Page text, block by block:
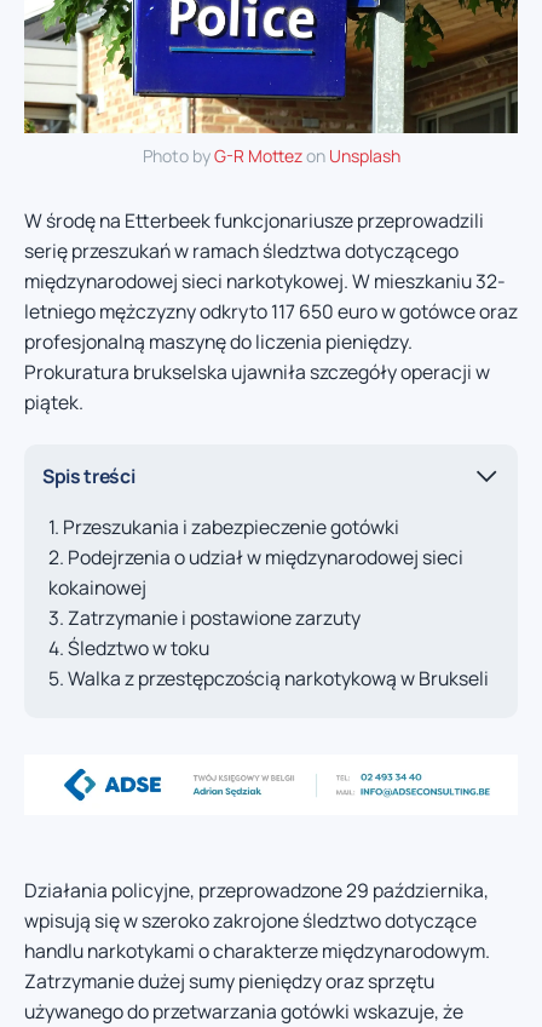
Photo byG-R Mottezon Unsplash
W środę na Etterbeek funkcjonariusze przeprowadzili
serię przeszukań w ramach śledztwa dotyczącego
międzynarodowej sieci narkotykowej. W mieszkaniu 32-
letniego mężczyzny odkryto 117 650 euro w gotówce oraz
profesjonalną maszynę do liczenia pieniędzy.
Prokuratura brukselska ujawniła szczegóły operacji w
piątek.
Spis treści
Przeszukania i zabezpieczenie gotówki
Podejrzenia o udział w międzynarodowej sieci
kokainowej
Zatrzymanie i postawione zarzuty
Śledztwo w toku
Walka z przestępczością narkotykową w Brukseli
Działania policyjne, przeprowadzone 29 października,
wpisują się w szeroko zakrojone śledztwo dotyczące
handlu narkotykami o charakterze międzynarodowym.
Zatrzymanie dużej sumy pieniędzy oraz sprzętu
używanego do przetwarzania gotówki wskazuje, że